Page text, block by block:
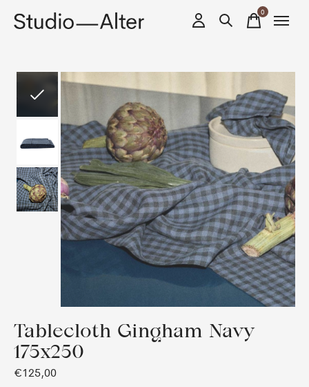
0items
Slideshow Items
Tablecloth Gingham Navy
175x250
€125,00